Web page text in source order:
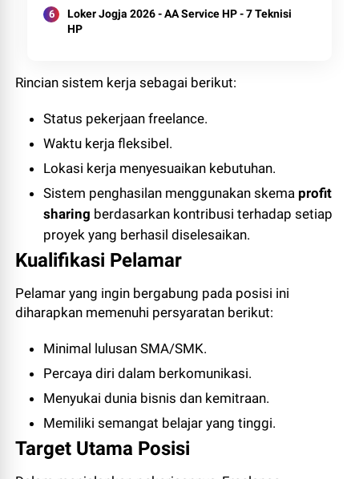
Loker Jogja 2026 - AA Service HP - 7 Teknisi
HP
Rincian sistem kerja sebagai berikut:
Status pekerjaan freelance.
Waktu kerja fleksibel.
Lokasi kerja menyesuaikan kebutuhan.
Sistem penghasilan menggunakan skema profit
sharing berdasarkan kontribusi terhadap setiap
proyek yang berhasil diselesaikan.
Kualifikasi Pelamar
Pelamar yang ingin bergabung pada posisi ini
diharapkan memenuhi persyaratan berikut:
Minimal lulusan SMA/SMK.
Percaya diri dalam berkomunikasi.
Menyukai dunia bisnis dan kemitraan.
Memiliki semangat belajar yang tinggi.
Target Utama Posisi